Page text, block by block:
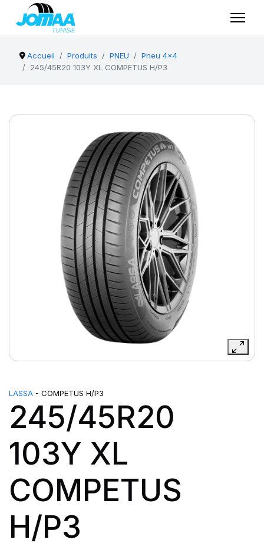
Accueil Produits PNEU
Pneu 4x4
245/45R20 103Y XL COMPETUS H/P3
LASSA - COMPETUS H/P3
245/45R20
103Y XL
COMPETUS
H/P3